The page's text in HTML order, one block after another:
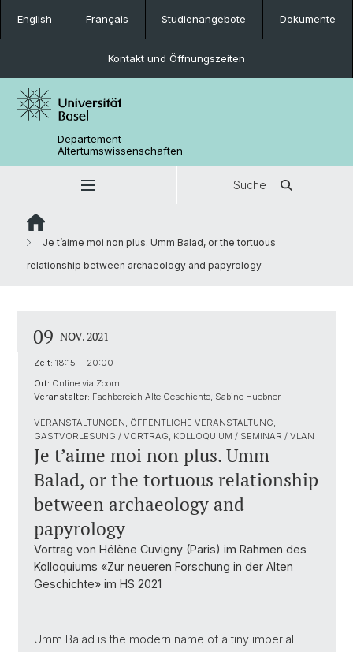
English Français Studienangebote Dokumente
Kontakt und Öffnungszeiten
Departement
Altertumswissenschaften
Suche
Je t’aime moi non plus. Umm Balad, or the tortuous
relationship between archaeology and papyrology
09 NOV. 2021
Zeit: 18:15 - 20:00
Ort: Online via Zoom
Veranstalter: Fachbereich Alte Geschichte, Sabine Huebner
VERANSTALTUNGEN, ÖFFENTLICHE VERANSTALTUNG,
GASTVORLESUNG / VORTRAG, KOLLOQUIUM / SEMINAR / VLAN
Je t’aime moi non plus. Umm
Balad, or the tortuous relationship
between archaeology and
papyrology
Vortrag von Hélène Cuvigny (Paris) im Rahmen des
Kolloquiums «Zur neueren Forschung in der Alten
Geschichte» im HS 2021
Umm Balad is the modern name of a tiny imperial